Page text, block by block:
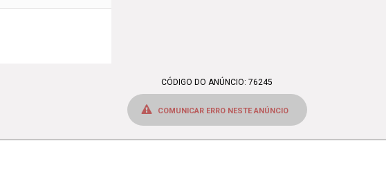
CÓDIGO DO ANÚNCIO: 76245
COMUNICAR ERRO NESTE ANÚNCIO